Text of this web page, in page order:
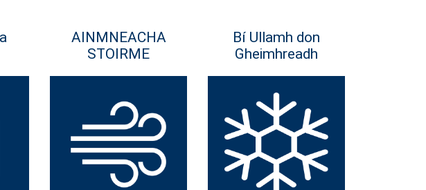
AINMNEACHA
STOIRME
Bí Ullamh don
Gheimhreadh